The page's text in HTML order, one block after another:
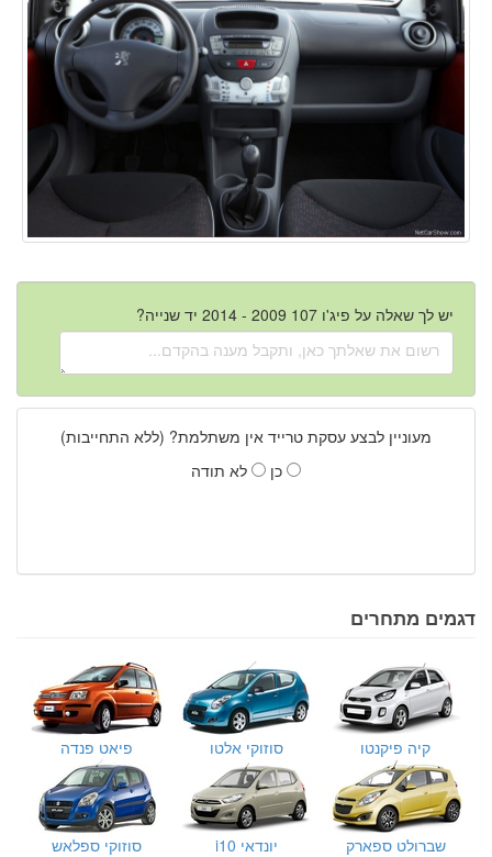
יש לך שאלה על פיג'ו 107 2009 - 2014 יד שנייה?
מעוניין לבצע עסקת טרייד אין משתלמת? (ללא התחייבות)
כן
לא תודה
דגמים מתחרים
קיה פיקנטו סוזוקי אלטו פיאט פנדה
שברולט ספארק יונדאי i10 סוזוקי ספלאש